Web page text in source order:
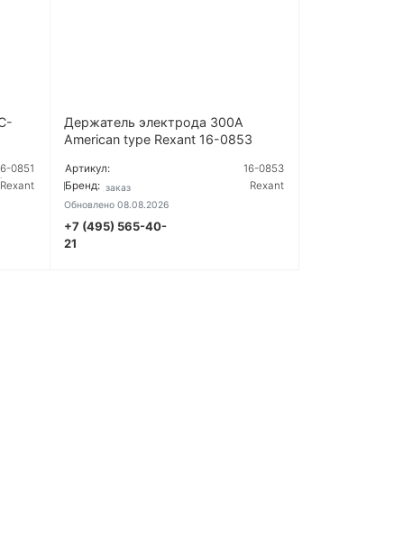
0851
Rexant
Держатель электрода 300А
American type Rexant 16-0853
Артикул:
16-0853
Бренд:
Rexant
Под заказ
Обновлено 08.08.2026
+7 (495) 565-40-
21